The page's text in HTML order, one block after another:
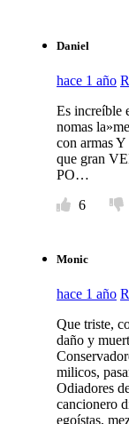
Daniel
hace 1 año
Es increíble
nomas
con armas
que gran
PO…
6
Monic
hace 1 año
Que triste,
daño y
milicos,
Odiadores
cancionero
egoístas,